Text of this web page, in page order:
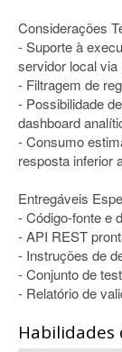
Considerações
- Suporte à
servidor local
- Filtragem de
- Possibilidade
dashboard
- Consumo
resposta inferior
Entregáveis
- Código-fonte e
- API REST
- Instruções de
- Conjunto de
- Relatório de
Habilidades